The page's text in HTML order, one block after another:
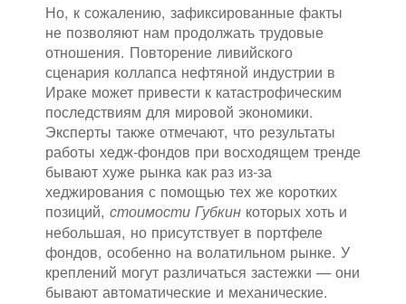
Но, к сожалению, зафиксированные факты
не позволяют нам продолжать трудовые
отношения. Повторение ливийского
сценария коллапса нефтяной индустрии в
Ираке может привести к катастрофическим
последствиям для мировой экономики.
Эксперты также отмечают, что результаты
работы хедж-фондов при восходящем тренде
бывают хуже рынка как раз из-за
хеджирования с помощью тех же коротких
позиций, стоимости Губкин которых хоть и
небольшая, но присутствует в портфеле
фондов, особенно на волатильном рынке. У
креплений могут различаться застежки — они
бывают автоматические и механические.